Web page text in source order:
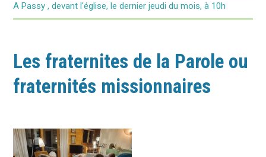
A Passy , devant l'église, le dernier jeudi du mois, à 10h
Les fraternites de la Parole ou
fraternités missionnaires